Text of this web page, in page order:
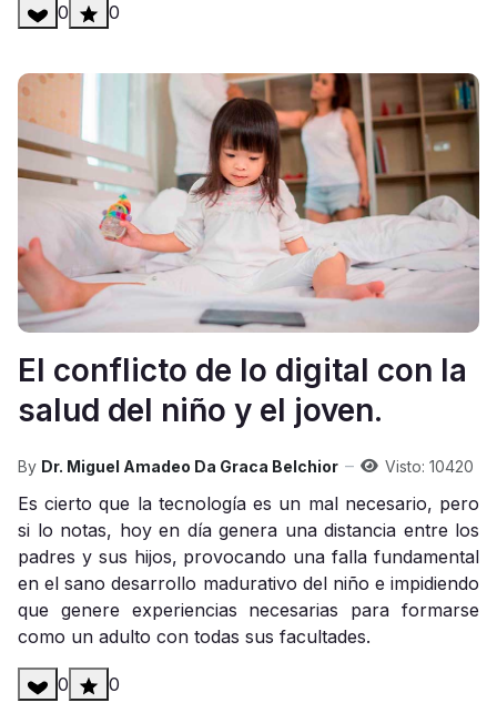
0 0
El conflicto de lo digital con la
salud del niño y el joven.
By Dr. Miguel Amadeo Da Graca Belchior Visto: 10420
Es cierto que la tecnología es un mal necesario, pero
si lo notas, hoy en día genera una distancia entre los
padres y sus hijos, provocando una falla fundamental
en el sano desarrollo madurativo del niño e impidiendo
que genere experiencias necesarias para formarse
como un adulto con todas sus facultades.
0 0